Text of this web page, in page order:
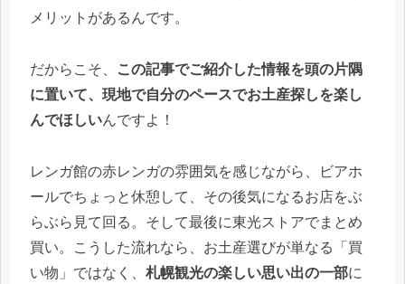
メリットがあるんです。
だからこそ、
この記事でご紹介した情報を頭の片隅
に置いて、現地で自分のペースでお土産探しを楽し
んでほしいんですよ！
レンガ館の赤レンガの雰囲気を感じながら、ビアホ
ールでちょっと休憩して、その後気になるお店をぶ
らぶら見て回る。そして最後に東光ストアでまとめ
買い。こうした流れなら、お土産選びが単なる「買
い物」ではなく、 札幌観光の楽しい思い出の一部に